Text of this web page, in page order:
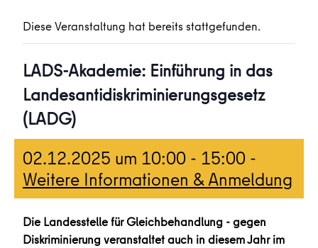
Diese Veranstaltung hat bereits stattgefunden.
LADS-Akademie: Einführung in das
Landesantidiskriminierungsgesetz
(LADG)
02.12.2025 um 10:00 - 15:00 -
Weitere Informationen & Anmeldung
Die Landesstelle für Gleichbehandlung - gegen
Diskriminierung veranstaltet auch in diesem Jahr im